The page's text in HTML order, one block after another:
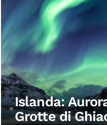
Islanda:
Grotte di